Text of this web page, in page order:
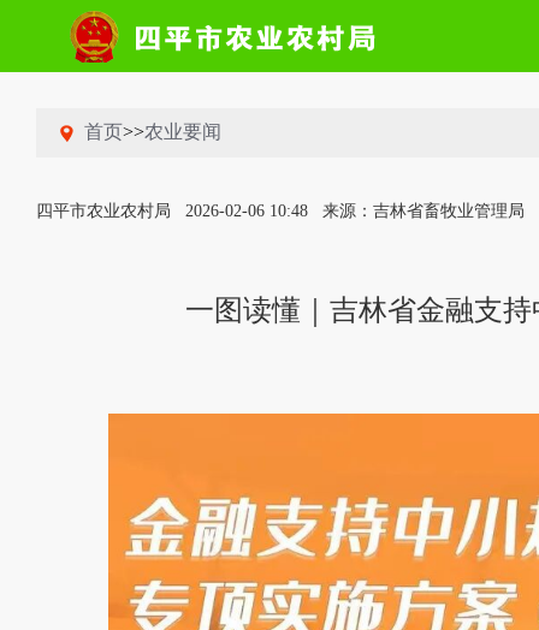
首页>>农业要闻
四平市农业农村局 2026-02-06 10:48 来源：吉林省畜牧业管理局
一图读懂｜吉林省金融支